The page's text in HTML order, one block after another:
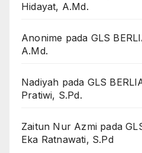
Hidayat, A.Md.
Anonime pada GLS
A.Md.
Nadiyah pada GLS
Pratiwi, S.Pd.
Zaitun Nur Azmi pada
Eka Ratnawati, S.Pd